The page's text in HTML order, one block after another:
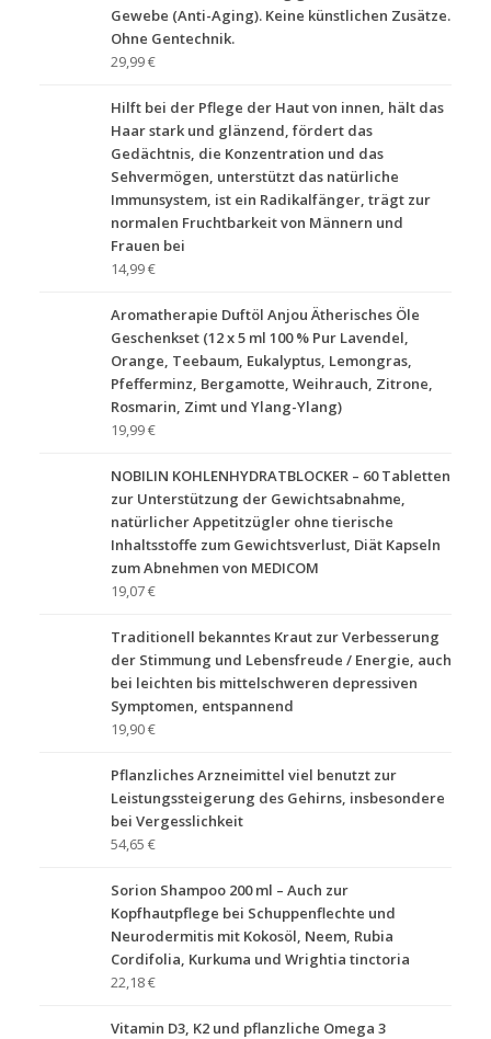
Gewebe (Anti-Aging). Keine künstlichen Zusätze.
Ohne Gentechnik.
29,99 €
Hilft bei der Pflege der Haut von innen, hält das
Haar stark und glänzend, fördert das
Gedächtnis, die Konzentration und das
Sehvermögen, unterstützt das natürliche
Immunsystem, ist ein Radikalfänger, trägt zur
normalen Fruchtbarkeit von Männern und
Frauen bei
14,99 €
Aromatherapie Duftöl Anjou Ätherisches Öle
Geschenkset (12 x 5 ml 100 % Pur Lavendel,
Orange, Teebaum, Eukalyptus, Lemongras,
Pfefferminz, Bergamotte, Weihrauch, Zitrone,
Rosmarin, Zimt und Ylang-Ylang)
19,99 €
NOBILIN KOHLENHYDRATBLOCKER – 60 Tabletten
zur Unterstützung der Gewichtsabnahme,
natürlicher Appetitzügler ohne tierische
Inhaltsstoffe zum Gewichtsverlust, Diät Kapseln
zum Abnehmen von MEDICOM
19,07 €
Traditionell bekanntes Kraut zur Verbesserung
der Stimmung und Lebensfreude / Energie, auch
bei leichten bis mittelschweren depressiven
Symptomen, entspannend
19,90 €
Pflanzliches Arzneimittel viel benutzt zur
Leistungssteigerung des Gehirns, insbesondere
bei Vergesslichkeit
54,65 €
Sorion Shampoo 200 ml – Auch zur
Kopfhautpflege bei Schuppenflechte und
Neurodermitis mit Kokosöl, Neem, Rubia
Cordifolia, Kurkuma und Wrightia tinctoria
22,18 €
Vitamin D3, K2 und pflanzliche Omega 3